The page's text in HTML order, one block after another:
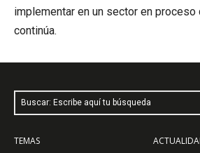
implementar en un sector en proceso
continúa.
Buscar: Escribe aquí tu búsqueda
TEMAS